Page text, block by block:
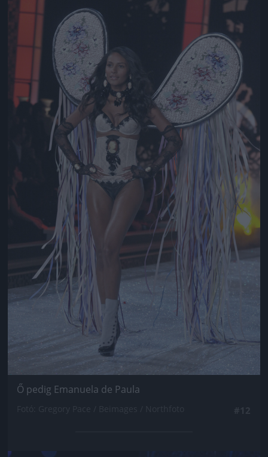
Jön még kép!
Ő pedig Emanuela de Paula